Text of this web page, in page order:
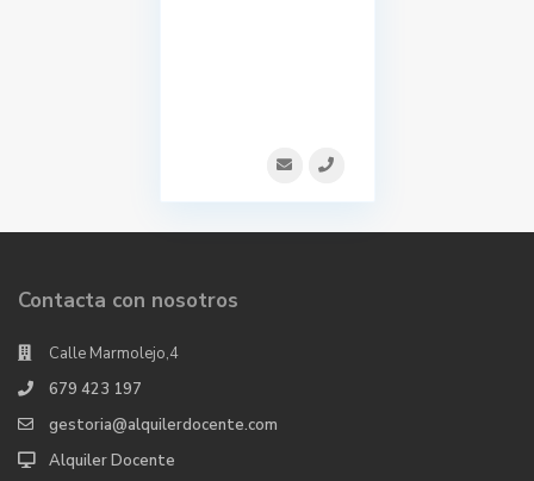
Contacta con nosotros
Calle Marmolejo,4
679 423 197
gestoria@alquilerdocente.com
Alquiler Docente